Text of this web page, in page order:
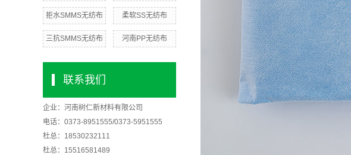
拒水SMMS无纺布 柔软SS无纺布
三抗SMMS无纺布 河南PP无纺布
联系我们
企业： 河南树仁新材料有限公司
电话：0373-8951555/0373-5951555
杜总：18530232111
杜总：15516581489